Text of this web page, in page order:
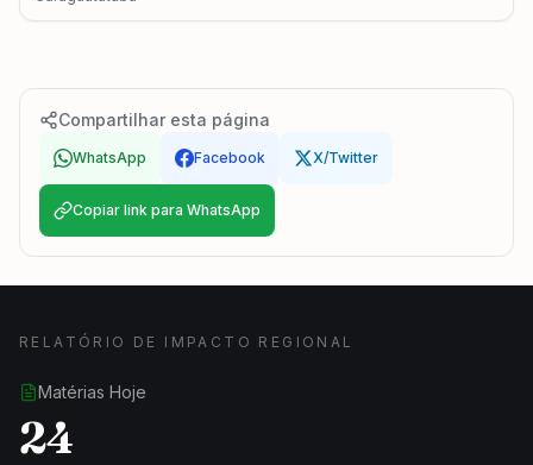
Compartilhar esta página
WhatsApp Facebook X/Twitter
Copiar link para WhatsApp
RELATÓRIO DE IMPACTO REGIONAL
Matérias Hoje
24